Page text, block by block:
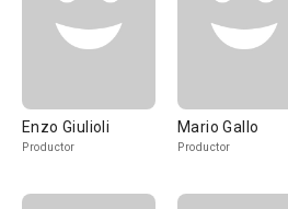
Enzo Giulioli
Productor
Mario Gallo
Productor